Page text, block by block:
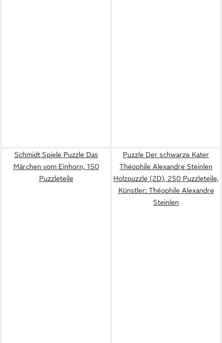
Schmidt Spiele Puzzle Das
Märchen vom Einhorn, 150
Puzzleteile
Puzzle Der schwarze Kater
Théophile Alexandre Steinlen
Holzpuzzle (2D), 250 Puzzleteile,
Künstler: Théophile Alexandre
Steinlen